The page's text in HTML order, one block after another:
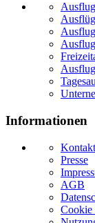
Informationen
Kontakt
Presse
AGB
Cookie